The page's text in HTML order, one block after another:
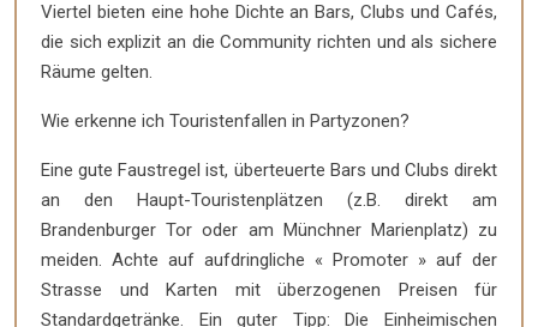
Viertel bieten eine hohe Dichte an Bars, Clubs und Cafés,
die sich explizit an die Community richten und als sichere
Räume gelten.
Wie erkenne ich Touristenfallen in Partyzonen?
Eine gute Faustregel ist, überteuerte Bars und Clubs direkt
an den Haupt-Touristenplätzen (z.B. direkt am
Brandenburger Tor oder am Münchner Marienplatz) zu
meiden. Achte auf aufdringliche « Promoter » auf der
Strasse und Karten mit überzogenen Preisen für
Standardgetränke. Ein guter Tipp: Die Einheimischen